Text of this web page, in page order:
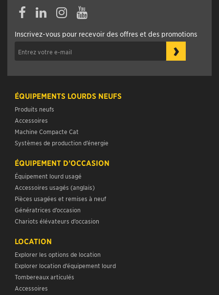
Inscrivez-vous pour recevoir des offres et des promotions
›
ÉQUIPEMENTS LOURDS NEUFS
Produits neufs
Accessoires
Machine Compacte Cat
Systèmes de production d’énergie
ÉQUIPEMENT D’OCCASION
Équipement lourd usagé
Accessoires usagés (anglais)
Pièces usagées et remises à neuf
Génératrices d’occasion
Chariots élévateurs d’occasion
LOCATION
Explorer les options de location
Explorer location d’équipement lourd
Tombereaux articulés
Accessoires